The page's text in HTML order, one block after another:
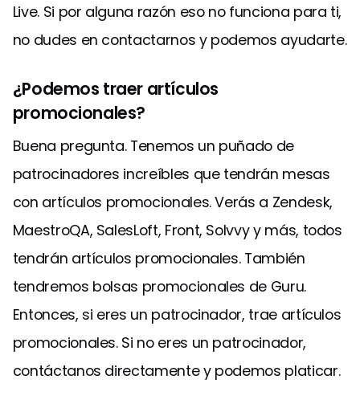
Live. Si por alguna razón eso no funciona para ti,
no dudes en contactarnos y podemos ayudarte.
¿Podemos traer artículos
promocionales?
Buena pregunta. Tenemos un puñado de
patrocinadores increíbles que tendrán mesas
con artículos promocionales. Verás a Zendesk,
MaestroQA, SalesLoft, Front, Solvvy y más, todos
tendrán artículos promocionales. También
tendremos bolsas promocionales de Guru.
Entonces, si eres un patrocinador, trae artículos
promocionales. Si no eres un patrocinador,
contáctanos directamente y podemos platicar.